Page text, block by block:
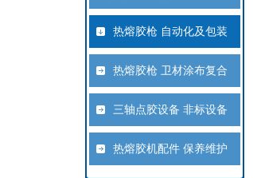
热熔胶枪 自动化及包装
热熔胶枪 卫材涂布复合
三轴点胶设备 非标设备
热熔胶机配件 保养维护